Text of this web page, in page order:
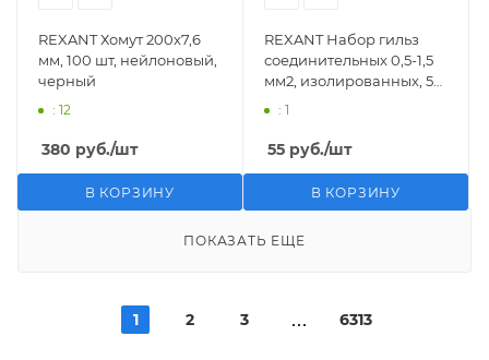
REXANT Хомут 200х7,6
мм, 100 шт, нейлоновый,
черный
: 12
380 руб./шт
В КОРЗИНУ
REXANT Набор гильз
соединительных 0,5-1,5
мм2, изолированных, 5
: 1
55 руб./шт
В КОРЗИНУ
ПОКАЗАТЬ ЕЩЕ
1 2 3 6313